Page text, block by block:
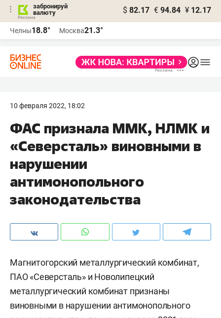
забронируй
валюту
$ 82.17 € 94.84 ¥ 12.17
Челны18.8° Москва21.3°
10 февраля 2022, 18:02
ФАС признала ММК, НЛМК и
«Северсталь» виновными в
нарушении
антимонопольного
законодательства
Магнитогорский металлургический комбинат,
ПАО «Северсталь» и Новолипецкий
металлургический комбинат признаны
виновными в нарушении антимонопольного